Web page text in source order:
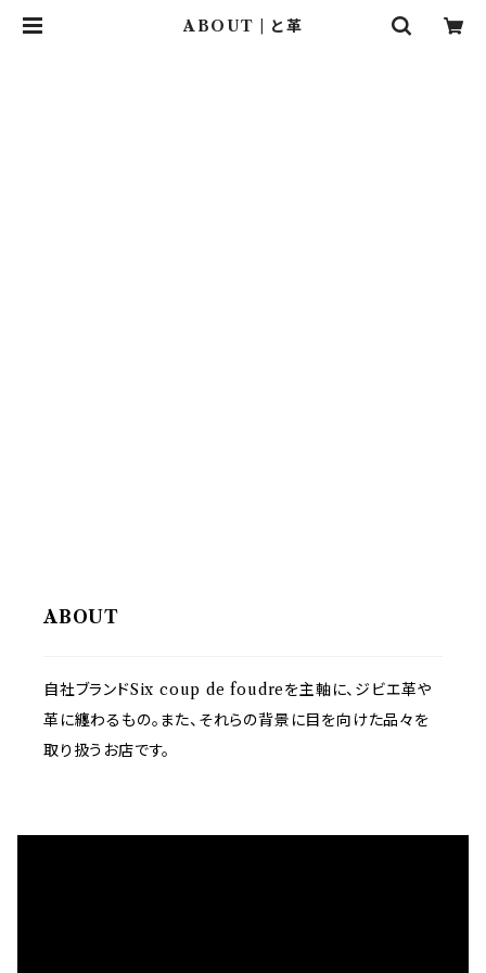
ABOUT | と革
ABOUT
自社ブランドSix coup de foudreを主軸に、ジビエ革や
革に纏わるもの。また、それらの背景に目を向けた品々を
取り扱うお店です。